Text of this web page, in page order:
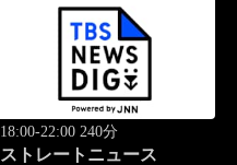
18:00-22:00 240分
ストレートニュース